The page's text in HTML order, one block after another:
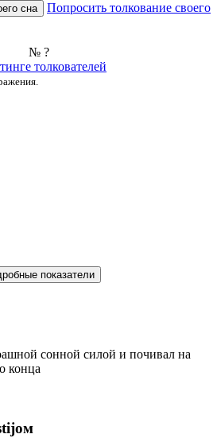
сна
Попросить толкование своего
№ ?
толкователей
показатели
сонной силой и почивал на
конца
ом